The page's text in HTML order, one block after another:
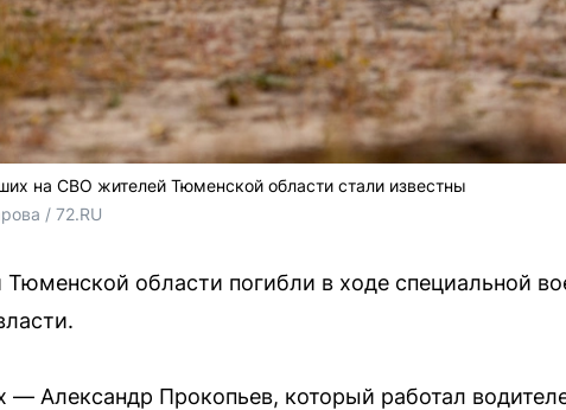
на СВО жителей Тюменской области стали известны
/ 72.RU
области погибли в ходе специальной
— Александр Прокопьев, который работал